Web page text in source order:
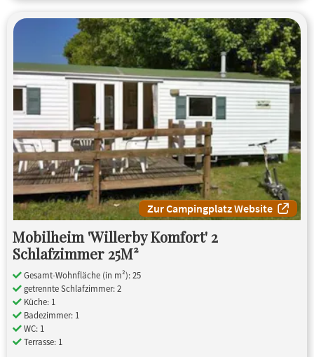
Zur Campingplatz Website
Mobilheim 'Willerby Komfort' 2
Schlafzimmer 25M²
Gesamt-Wohnfläche (in m²): 25
getrennte Schlafzimmer: 2
Küche: 1
Badezimmer: 1
WC: 1
Terrasse: 1